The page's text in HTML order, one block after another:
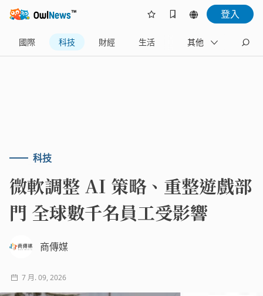
登入
國際 科技 財經 生活 政治
其他
科技
微軟調整 AI 策略、重整遊戲部
門 全球數千名員工受影響
商傳媒
7 月. 09, 2026